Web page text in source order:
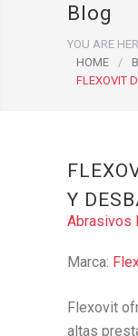
Blog
YOU ARE
HOME
/
FLEXOVIT
Y
Abrasivos
Marca:
Flexovit
altas